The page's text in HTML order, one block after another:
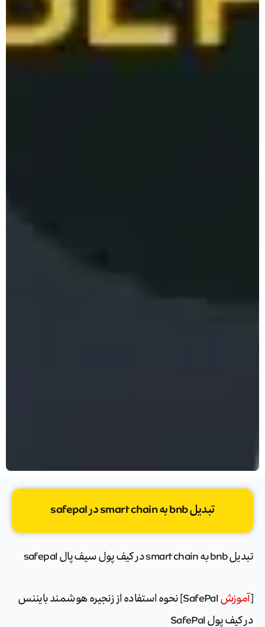
تبدیل bnb به smart chain در safepal
تبدیل bnb به smart chain در کیف پول سیف پال safepal
[آموزش SafePal] نحوه استفاده از زنجیره هوشمند بایننس
در کیف پول SafePal